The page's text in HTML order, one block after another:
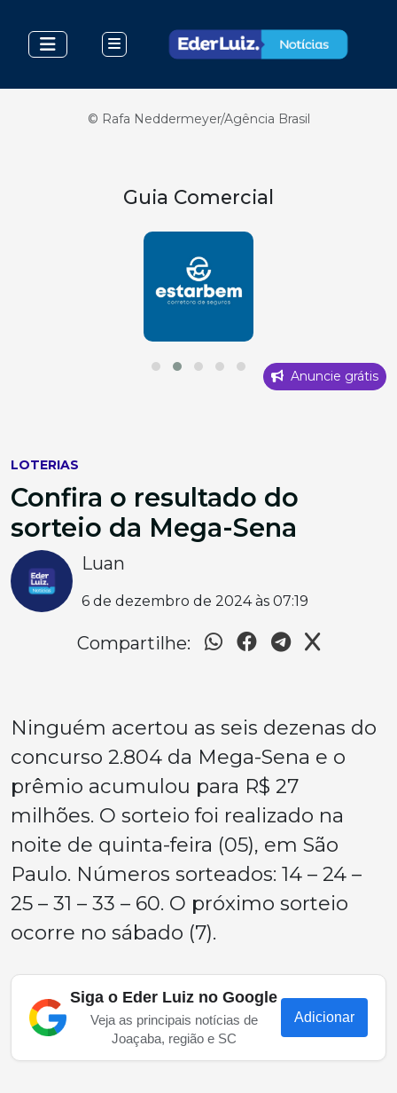
© Rafa Neddermeyer/Agência Brasil
Guia Comercial
Anuncie grátis
LOTERIAS
Confira o resultado do
sorteio da Mega-Sena
Luan
6 de dezembro de 2024 às 07:19
Compartilhe:
Ninguém acertou as seis dezenas do
concurso 2.804 da Mega-Sena e o
prêmio acumulou para R$ 27
milhões. O sorteio foi realizado na
noite de quinta-feira (05), em São
Paulo. Números sorteados: 14 – 24 –
25 – 31 – 33 – 60. O próximo sorteio
ocorre no sábado (7).
Siga o Eder Luiz no Google
Veja as principais notícias de
Joaçaba, região e SC
Adicionar